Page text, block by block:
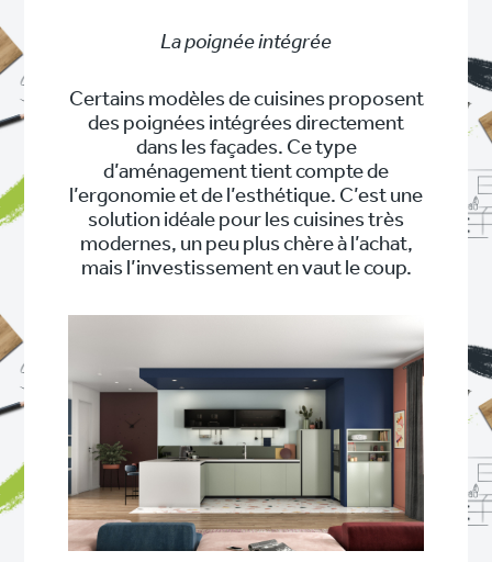
La poignée intégrée
Certains modèles de cuisines proposent
des poignées intégrées directement
dans les façades. Ce type
d’aménagement tient compte de
l’ergonomie et de l’esthétique. C’est une
solution idéale pour les cuisines très
modernes, un peu plus chère à l’achat,
mais l’investissement en vaut le coup.